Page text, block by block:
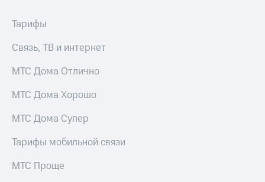
Тарифы
Связь, ТВ и интернет
МТС Дома Отлично
МТС Дома Хорошо
МТС Дома Супер
Тарифы мобильной связи
МТС Проще